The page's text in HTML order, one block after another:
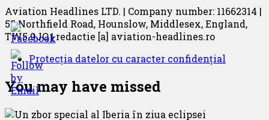
Aviation Headlines LTD. | Company number: 11662314 |
55 Northfield Road, Hounslow, Middlesex, England,
TW5 9JQ | redactie [a] aviation-headlines.ro
Protecția datelor cu caracter confidențial
You may have missed